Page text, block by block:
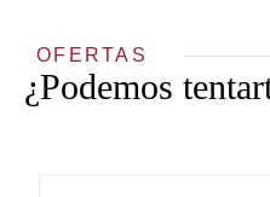
OFERTAS
¿Podemos